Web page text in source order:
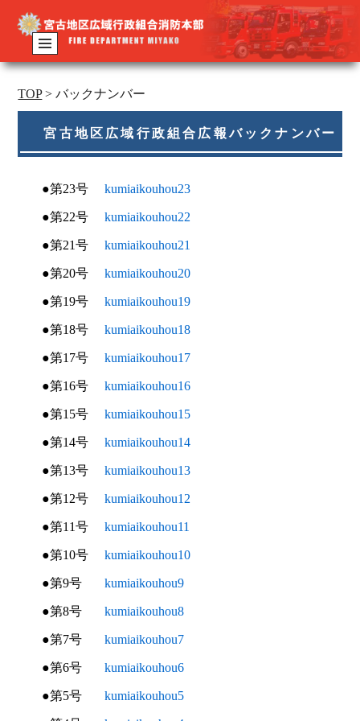
TOP>バックナンバー
宮古地区広域行政組合広報バックナンバー
●第23号 kumiaikouhou23
●第22号 kumiaikouhou22
●第21号 kumiaikouhou21
●第20号 kumiaikouhou20
●第19号 kumiaikouhou19
●第18号 kumiaikouhou18
●第17号 kumiaikouhou17
●第16号 kumiaikouhou16
●第15号 kumiaikouhou15
●第14号 kumiaikouhou14
●第13号 kumiaikouhou13
●第12号 kumiaikouhou12
●第11号 kumiaikouhou11
●第10号 kumiaikouhou10
●第9号 kumiaikouhou9
●第8号 kumiaikouhou8
●第7号 kumiaikouhou7
●第6号 kumiaikouhou6
●第5号 kumiaikouhou5